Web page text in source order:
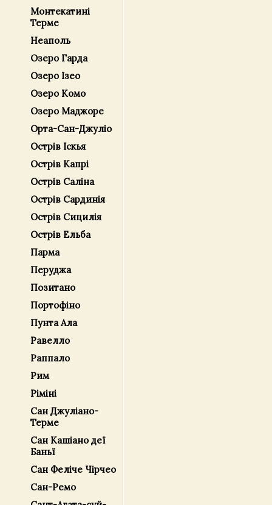
Монтекатині
Терме
Неаполь
Озеро Гарда
Озеро Ізео
Озеро Комо
Озеро Маджоре
Орта-Сан-Джуліо
Острів Іскья
Острів Капрі
Острів Саліна
Острів Сардинія
Острів Сицилія
Острів Ельба
Парма
Перуджа
Позитано
Портофіно
Пунта Ала
Равелло
Раппало
Рим
Ріміні
Сан Джуліано-
Терме
Сан Кашіано деї
Баньї
Сан Феліче Чірчео
Сан-Ремо